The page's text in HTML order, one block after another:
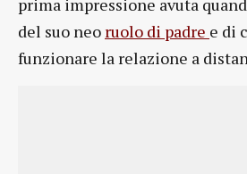
prima impressione avuta
del suo neo ruolo di padre e di
funzionare la relazione a